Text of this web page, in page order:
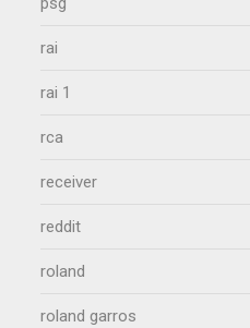
rai
rai 1
rca
receiver
reddit
roland
roland garros